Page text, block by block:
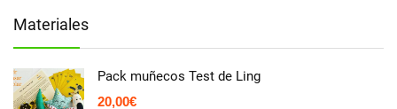
Materiales
Pack muñecos Test de Ling
20,00€